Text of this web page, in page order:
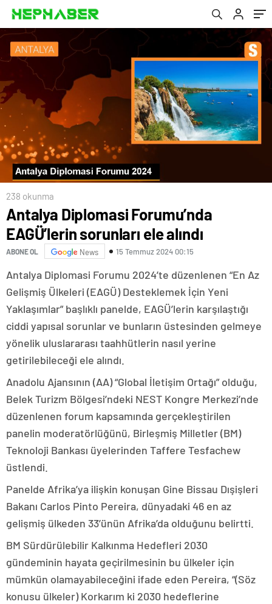
238 okunma
Antalya Diplomasi Forumu’nda
EAGÜ’lerin sorunları ele alındı
ABONE OL News 15 Temmuz 2024 00:15
Antalya Diplomasi Forumu 2024’te düzenlenen “En Az
Gelişmiş Ülkeleri (EAGÜ) Desteklemek İçin Yeni
Yaklaşımlar” başlıklı panelde, EAGÜ’lerin karşılaştığı
ciddi yapısal sorunlar ve bunların üstesinden gelmeye
yönelik uluslararası taahhütlerin nasıl yerine
getirilebileceği ele alındı.
Anadolu Ajansının (AA) “Global İletişim Ortağı” olduğu,
Belek Turizm Bölgesi’ndeki NEST Kongre Merkezi’nde
düzenlenen forum kapsamında gerçekleştirilen
panelin moderatörlüğünü, Birleşmiş Milletler (BM)
Teknoloji Bankası üyelerinden Taffere Tesfachew
üstlendi.
Panelde Afrika’ya ilişkin konuşan Gine Bissau Dışişleri
Bakanı Carlos Pinto Pereira, dünyadaki 46 en az
gelişmiş ülkeden 33’ünün Afrika’da olduğunu belirtti.
BM Sürdürülebilir Kalkınma Hedefleri 2030
gündeminin hayata geçirilmesinin bu ülkeler için
mümkün olamayabileceğini ifade eden Pereira, “(Söz
konusu ülkeler) Korkarım ki 2030 hedeflerine